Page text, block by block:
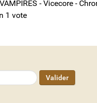
- Vicecore -
1 vote
Valider